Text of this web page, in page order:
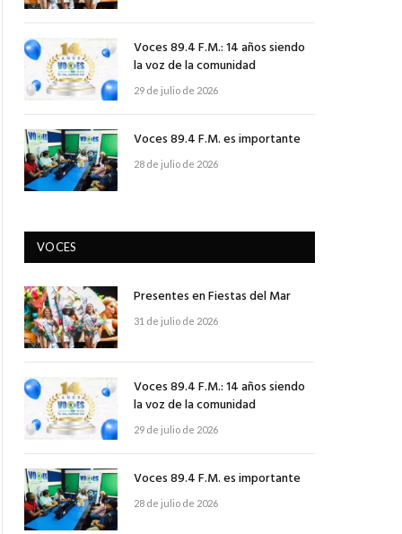
Voces 89.4 F.M.: 14 años siendo
la voz de la comunidad
29 de julio de 2026
Voces 89.4 F.M. es importante
28 de julio de 2026
VOCES
Presentes en Fiestas del Mar
31 de julio de 2026
Voces 89.4 F.M.: 14 años siendo
la voz de la comunidad
29 de julio de 2026
Voces 89.4 F.M. es importante
28 de julio de 2026